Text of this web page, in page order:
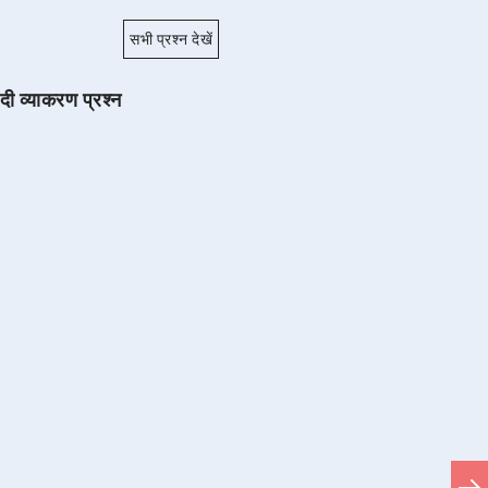
सभी प्रश्न देखें
व्याकरण प्रश्न